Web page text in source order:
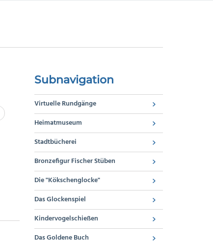
Subnavigation
Virtuelle Rundgänge
Heimatmuseum
Stadtbücherei
Bronzefigur Fischer Stüben
Die "Kökschenglocke"
Das Glockenspiel
Kindervogelschießen
Das Goldene Buch